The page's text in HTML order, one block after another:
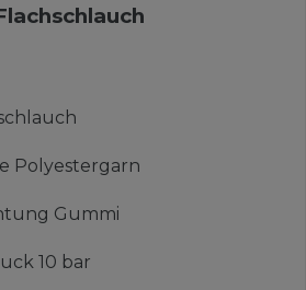
Polyestergarn
Gummi
10 bar